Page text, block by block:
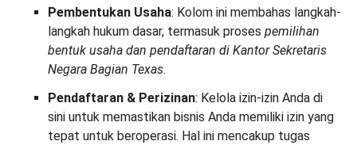
Pembentukan Usaha: Kolom ini membahas langkah-
langkah hukum dasar, termasuk proses pemilihan
bentuk usaha dan pendaftaran di Kantor Sekretaris
Negara Bagian Texas.
Pendaftaran & Perizinan: Kelola izin-izin Anda di
sini untuk memastikan bisnis Anda memiliki izin yang
tepat untuk beroperasi. Hal ini mencakup tugas